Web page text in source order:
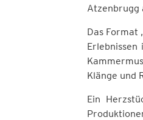
Atzenbrugg
Das Format
Klänge und
Ein